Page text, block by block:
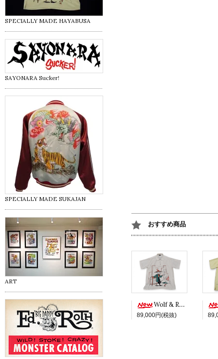
おすすめ商品
Wolf & Red -White ver.-
89,000円(税抜)
SPECIALLY MADE HAYABUSA
SAYONARA Sucker!
SPECIALLY MADE SUKAJAN
ART